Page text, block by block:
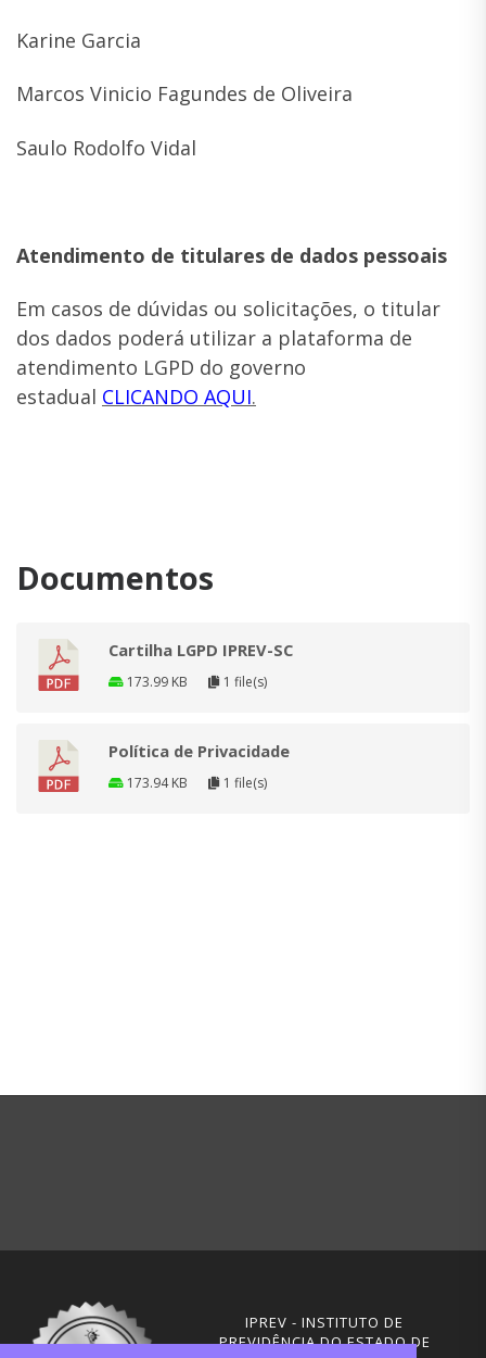
Karine Garcia
Marcos Vinicio Fagundes de Oliveira
Saulo Rodolfo Vidal
Atendimento de titulares de dados pessoais
Em casos de dúvidas ou solicitações, o titular
dos dados poderá utilizar a plataforma de
atendimento LGPD do governo
estadual CLICANDO AQUI.
Documentos
Cartilha LGPD IPREV-SC
173.99 KB 1 file(s)
Política de Privacidade
173.94 KB 1 file(s)
IPREV - INSTITUTO DE
PREVIDÊNCIA DO ESTADO DE